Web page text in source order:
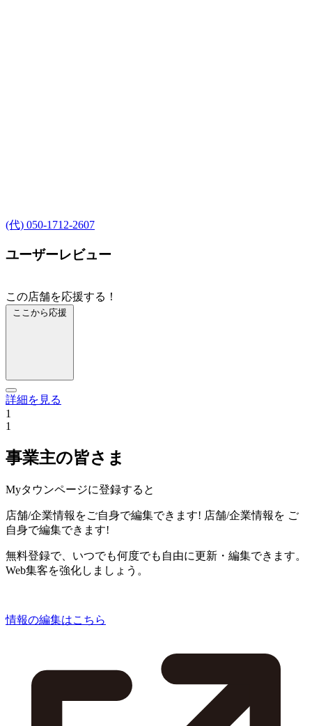
(代) 050-1712-2607
ユーザーレビュー
この店舗を応援する！
ここから応援
詳細を見る
1
1
事業主の皆さま
Myタウンページに登録すると
店舗/企業情報をご自身で編集できます! 店舗/企業情報を ご
自身で編集できます!
無料登録で、いつでも何度でも自由に更新・編集できます。
Web集客を強化しましょう。
情報の編集はこちら